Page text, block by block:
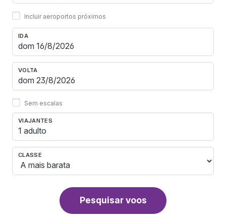
Incluir aeroportos próximos
IDA
VOLTA
Sem escalas
VIAJANTES
1 adulto
CLASSE
Pesquisar voos